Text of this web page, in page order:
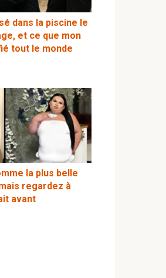
dans la piscine le
et ce que mon
tout le monde
la plus belle
regardez à
avant